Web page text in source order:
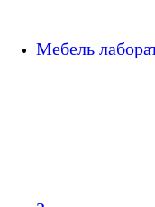
Мебель